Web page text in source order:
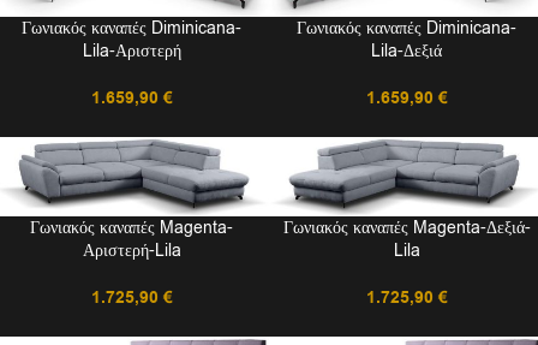
Γωνιακός καναπές Diminicana-
Lila-Αριστερή
1.659,90 €
Γωνιακός καναπές Diminicana-
Lila-Δεξιά
1.659,90 €
Γωνιακός καναπές Magenta-
Αριστερή-Lila
1.725,90 €
Γωνιακός καναπές Magenta-Δεξιά-
Lila
1.725,90 €